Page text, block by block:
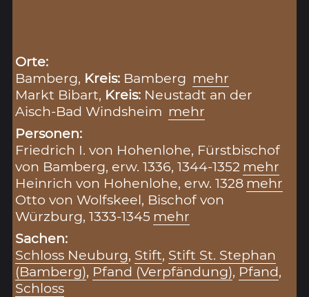
Orte:
Bamberg, Kreis: Bamberg mehr
Markt Bibart, Kreis: Neustadt an der
Aisch-Bad Windsheim mehr
Personen:
Friedrich I. von Hohenlohe, Fürstbischof
von Bamberg, erw. 1336, 1344-1352 mehr
Heinrich von Hohenlohe, erw. 1328 mehr
Otto von Wolfskeel, Bischof von
Würzburg, 1333-1345 mehr
Sachen:
Schloss Neuburg, Stift, Stift St. Stephan
(Bamberg), Pfand (Verpfändung), Pfand,
Schloss